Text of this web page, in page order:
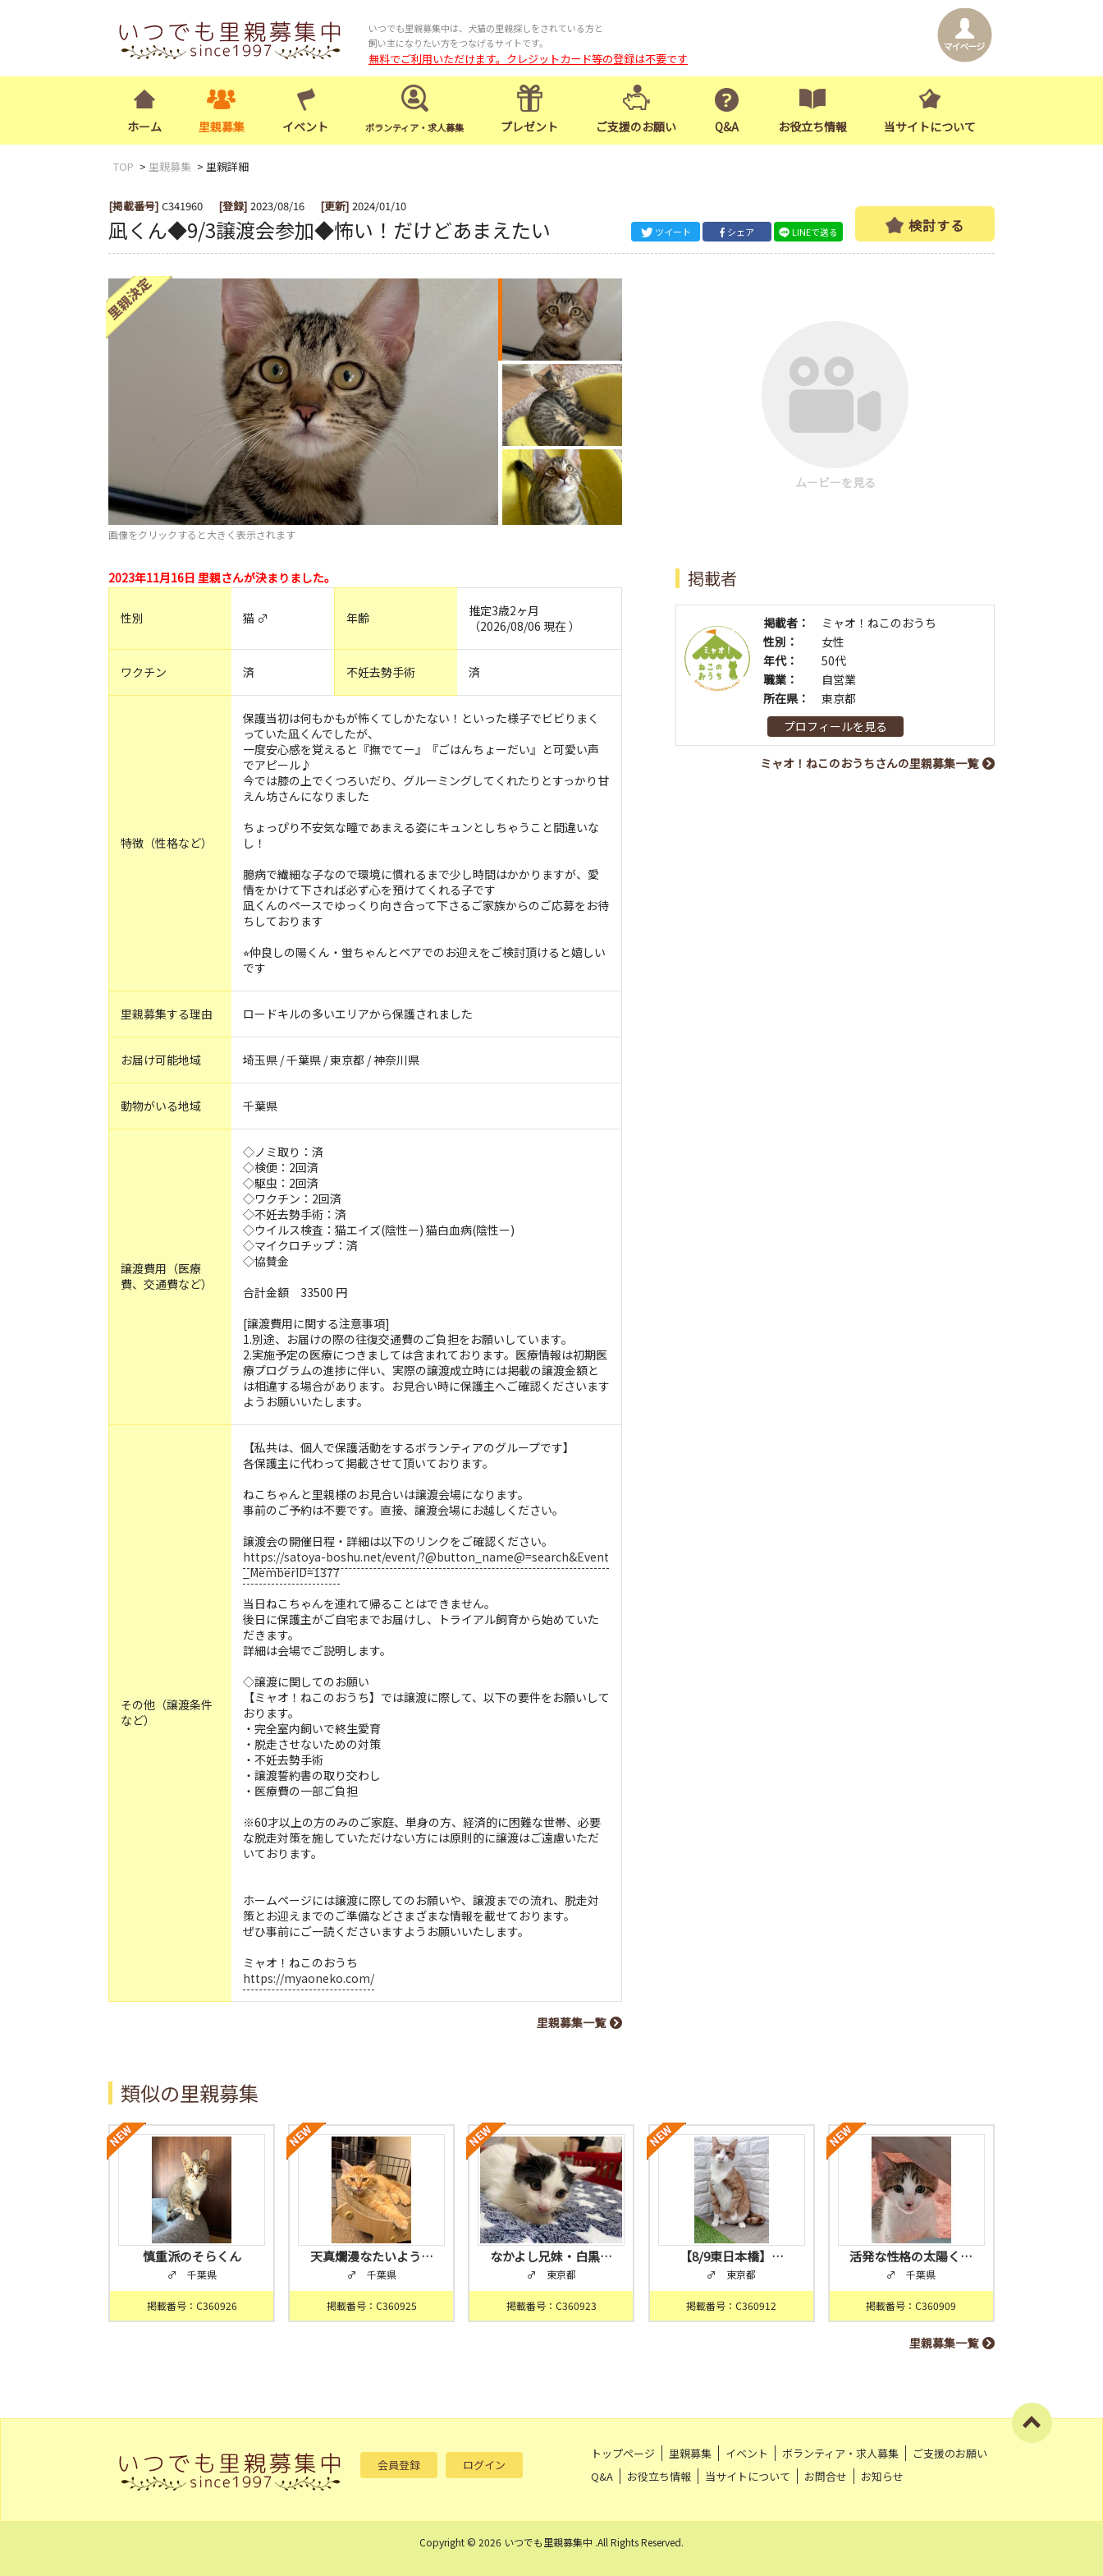
いつでも里親募集中は、犬猫の里親探しをされている方と
飼い主になりたい方をつなげるサイトです。
無料でご利用いただけます。クレジットカード等の登録は不要です
ホーム 里親募集 イベント ボランティア・求人募集 プレゼント ご支援のお願い Q&A お役立ち情報 当サイトについて
TOP 里親募集 里親詳細
[掲載番号] C341960 [登録] 2023/08/16 [更新] 2024/01/10
凪くん◆9/3譲渡会参加◆怖い！だけどあまえたい ツイート シェア LINEで送る 検討する
画像をクリックすると大きく表示されます
ムービーを見る
2023年11月16日 里親さんが決まりました。
性別 猫 ♂ 年齢
推定3歳2ヶ月
（2026/08/06 現在 ）
ワクチン 済 不妊去勢手術 済
特徴（性格など）
保護当初は何もかもが怖くてしかたない！といった様子でビビりまく
っていた凪くんでしたが、
一度安心感を覚えると『撫でてー』『ごはんちょーだい』と可愛い声
でアピール♪
今では膝の上でくつろいだり、グルーミングしてくれたりとすっかり甘
えん坊さんになりました
ちょっぴり不安気な瞳であまえる姿にキュンとしちゃうこと間違いな
し！
臆病で繊細な子なので環境に慣れるまで少し時間はかかりますが、愛
情をかけて下されば必ず心を預けてくれる子です
凪くんのペースでゆっくり向き合って下さるご家族からのご応募をお待
ちしております
⭐︎仲良しの陽くん・蛍ちゃんとペアでのお迎えをご検討頂けると嬉しい
です
里親募集する理由 ロードキルの多いエリアから保護されました
お届け可能地域 埼玉県 / 千葉県 / 東京都 / 神奈川県
動物がいる地域 千葉県
譲渡費用（医療
費、交通費など）
◇ノミ取り：済
◇検便：2回済
◇駆虫：2回済
◇ワクチン：2回済
◇不妊去勢手術：済
◇ウイルス検査：猫エイズ(陰性ー) 猫白血病(陰性ー)
◇マイクロチップ：済
◇協賛金
合計金額 33500 円
[譲渡費用に関する注意事項]
1.別途、お届けの際の往復交通費のご負担をお願いしています。
2.実施予定の医療につきましては含まれております。医療情報は初期医
療プログラムの進捗に伴い、実際の譲渡成立時には掲載の譲渡金額と
は相違する場合があります。お見合い時に保護主へご確認くださいます
ようお願いいたします。
その他（譲渡条件
など）
【私共は、個人で保護活動をするボランティアのグループです】
各保護主に代わって掲載させて頂いております。
ねこちゃんと里親様のお見合いは譲渡会場になります。
事前のご予約は不要です。直接、譲渡会場にお越しください。
譲渡会の開催日程・詳細は以下のリンクをご確認ください。
https://satoya-boshu.net/event/?@button_name@=search&Event
_MemberID=1377
当日ねこちゃんを連れて帰ることはできません。
後日に保護主がご自宅までお届けし、トライアル飼育から始めていた
だきます。
詳細は会場でご説明します。
◇譲渡に関してのお願い
【ミャオ！ねこのおうち】では譲渡に際して、以下の要件をお願いして
おります。
・完全室内飼いで終生愛育
・脱走させないための対策
・不妊去勢手術
・譲渡誓約書の取り交わし
・医療費の一部ご負担
※60才以上の方のみのご家庭、単身の方、経済的に困難な世帯、必要
な脱走対策を施していただけない方には原則的に譲渡はご遠慮いただ
いております。
ホームページには譲渡に際してのお願いや、譲渡までの流れ、脱走対
策とお迎えまでのご準備などさまざまな情報を載せております。
ぜひ事前にご一読くださいますようお願いいたします。
ミャオ！ねこのおうち
https://myaoneko.com/
里親募集一覧
掲載者
掲載者：
ミャオ！ねこのおうち
性別：
女性
年代：
50代
職業：
自営業
所在県：
東京都
プロフィールを見る
ミャオ！ねこのおうちさんの里親募集一覧
類似の里親募集
慎重派のそらくん
♂ 千葉県
掲載番号：C360926
天真爛漫なたいよう…
♂ 千葉県
掲載番号：C360925
なかよし兄妹・白黒…
♂ 東京都
掲載番号：C360923
【8/9東日本橋】…
♂ 東京都
掲載番号：C360912
活発な性格の太陽く…
♂ 千葉県
掲載番号：C360909
里親募集一覧
会員登録 ログイン
トップページ 里親募集 イベント ボランティア・求人募集
ご支援のお願い
Q&A
お役立ち情報 当サイトについて お問合せ お知らせ
Copyright © 2026 いつでも里親募集中 .All Rights Reserved.